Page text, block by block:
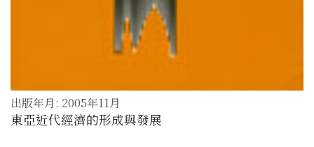
出版年月: 2005年11月
東亞近代經濟的形成與發展